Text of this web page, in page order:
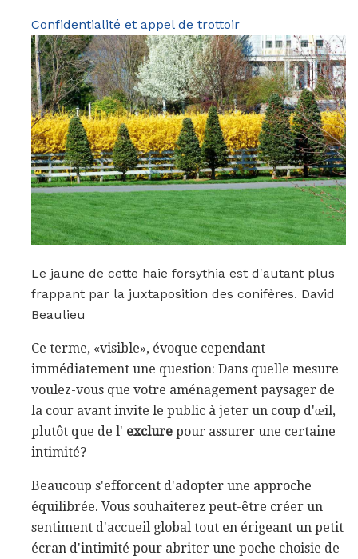
Confidentialité et appel de trottoir
Le jaune de cette haie forsythia est d'autant plus
frappant par la juxtaposition des conifères. David
Beaulieu
Ce terme, «visible», évoque cependant
immédiatement une question: Dans quelle mesure
voulez-vous que votre aménagement paysager de
la cour avant invite le public à jeter un coup d'œil,
plutôt que de l' exclure pour assurer une certaine
intimité?
Beaucoup s'efforcent d'adopter une approche
équilibrée. Vous souhaiterez peut-être créer un
sentiment d'accueil global tout en érigeant un petit
écran d'intimité pour abriter une poche choisie de